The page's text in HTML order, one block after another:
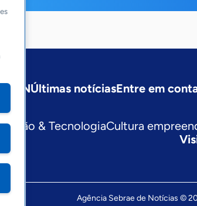
ASNÚltimas notíciasEntre em
& TecnologiaCultura
Agência Sebrae de Notícias ©